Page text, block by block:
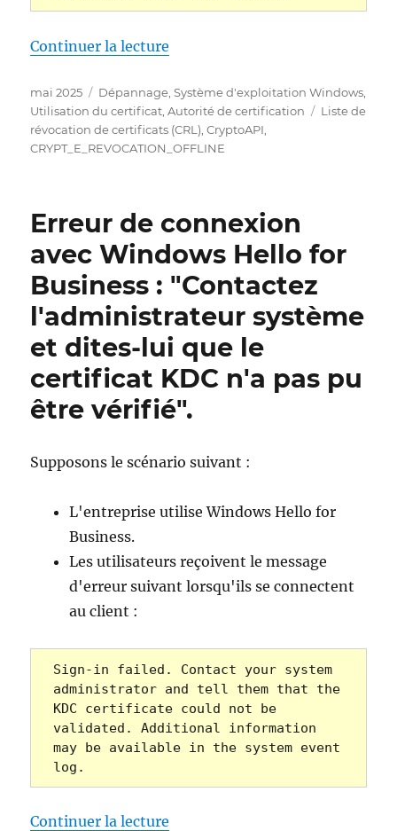
Continuer la lecture
Publié
le
mai 2025 Catégories
Dépannage ,Système d'exploitation Windows
Utilisation du certificat ,Autorité de certification Étiquettes
Liste de
révocation de certificats (CRL) ,CryptoAPI
CRYPT_E_REVOCATION_OFFLINE
Erreur de connexion
avec Windows Hello for
Business : "Contactez
l'administrateur système
et dites-lui que le
certificat KDC n'a pas pu
être vérifié".
Supposons le scénario suivant :
L'entreprise utilise Windows Hello for
Business.
Les utilisateurs reçoivent le message
d'erreur suivant lorsqu'ils se connectent
au client :
Sign-in failed. Contact your system
administrator and tell them that the
KDC certificate could not be
validated. Additional information
may be available in the system event
log.
Continuer la lecture